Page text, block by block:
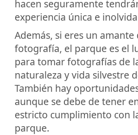
hacen seguramente
experiencia única e
Además, si eres un amante
fotografía, el parque es el
para tomar fotografías de
naturaleza y vida silvestre
También hay
aunque se debe de tener
estricto cumplimiento con
parque.